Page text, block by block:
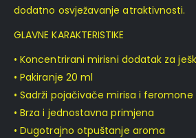
dodatno osvježavanje atraktivnosti.
GLAVNE KARAKTERISTIKE
• Koncentrirani mirisni dodatak za
• Pakiranje 20 ml
• Sadrži pojačivače mirisa i feromone
• Brza i jednostavna primjena
• Dugotrajno otpuštanje aroma